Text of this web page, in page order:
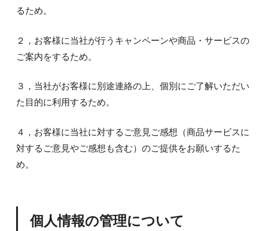
るため。
２，お客様に当社が行うキャンペーンや商品・サービスの
ご案内をするため。
３，当社がお客様に別途連絡の上、個別にご了解いただい
た目的に利用するため。
４，お客様に当社に対するご意見ご感想（商品サービスに
対するご意見やご感想も含む）のご提供をお願いするた
め。
個人情報の管理について